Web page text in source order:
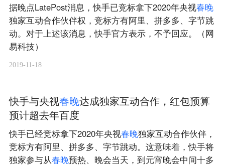
据晚点LatePost消息，快手已竞标拿下2020年央视春晚
独家互动合作伙伴权，竞标方有阿里、拼多多、字节跳
动。对于上述该消息，快手官方表示，不予回应。（网
易科技）
2019-11-18
快手与央视春晚达成独家互动合作，红包预算
预计超去年百度
快手已经竞标拿下2020年央视春晚独家互动合作伙伴，
竞标方有阿里、拼多多、字节跳动。这意味着，快手将
独家参与从春晚预热、晚会当天，到元宵晚会中间十多